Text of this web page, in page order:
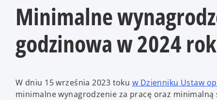
Minimalne
godzinowa w 2024
W dniu 15 września 2023 toku w Dzienniku Ustaw
minimalne wynagrodzenie za pracę oraz minimalną